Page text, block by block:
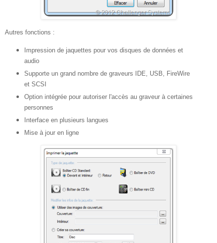
Autres fonctions :
Impression de jaquettes pour vos disques de données et
audio
Supporte un grand nombre de graveurs IDE, USB, FireWire
et SCSI
Option intégrée pour autoriser l'accès au graveur à certaines
personnes
Interface en plusieurs langues
Mise à jour en ligne